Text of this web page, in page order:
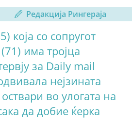
Редакција Рингераја
која со сопругот
има тројца
за Daily mail
нејзината
во улогата на
да добие ќерка